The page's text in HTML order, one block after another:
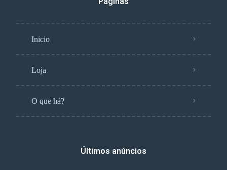
Inicio
Loja
O que há?
Últimos anúncios